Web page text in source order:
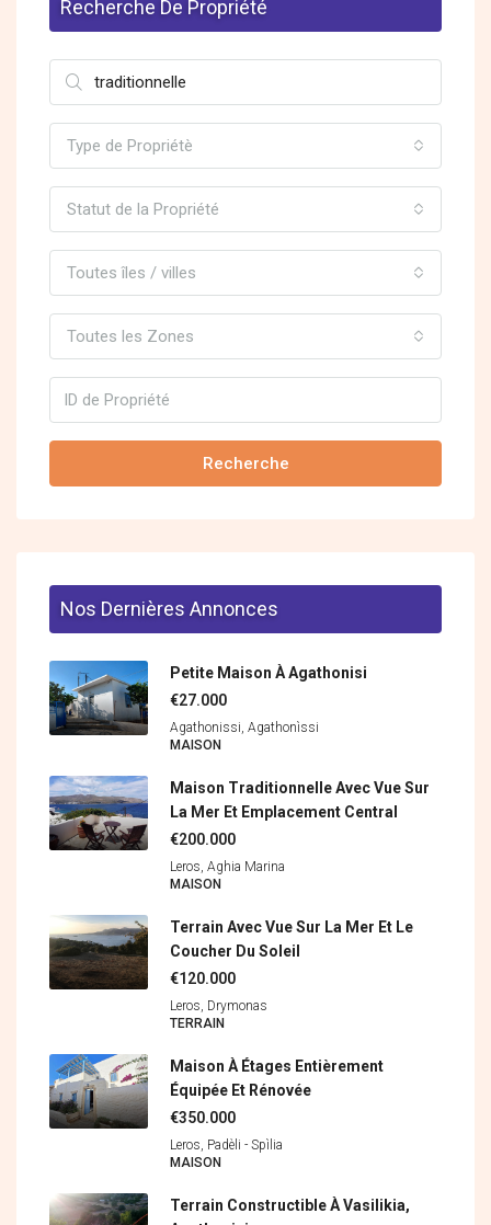
Recherche De Propriété
Type de Propriétè
Statut de la Propriété
Toutes îles / villes
Toutes les Zones
Recherche
Nos Dernières Annonces
Petite Maison À Agathonisi
€27.000
Agathonissi, Agathonìssi
MAISON
Maison Traditionnelle Avec Vue Sur
La Mer Et Emplacement Central
€200.000
Leros, Aghia Marina
MAISON
Terrain Avec Vue Sur La Mer Et Le
Coucher Du Soleil
€120.000
Leros, Drymonas
ΤERRAIN
Maison À Étages Entièrement
Équipée Et Rénovée
€350.000
Leros, Padèli - Spìlia
MAISON
Terrain Constructible À Vasilikia,